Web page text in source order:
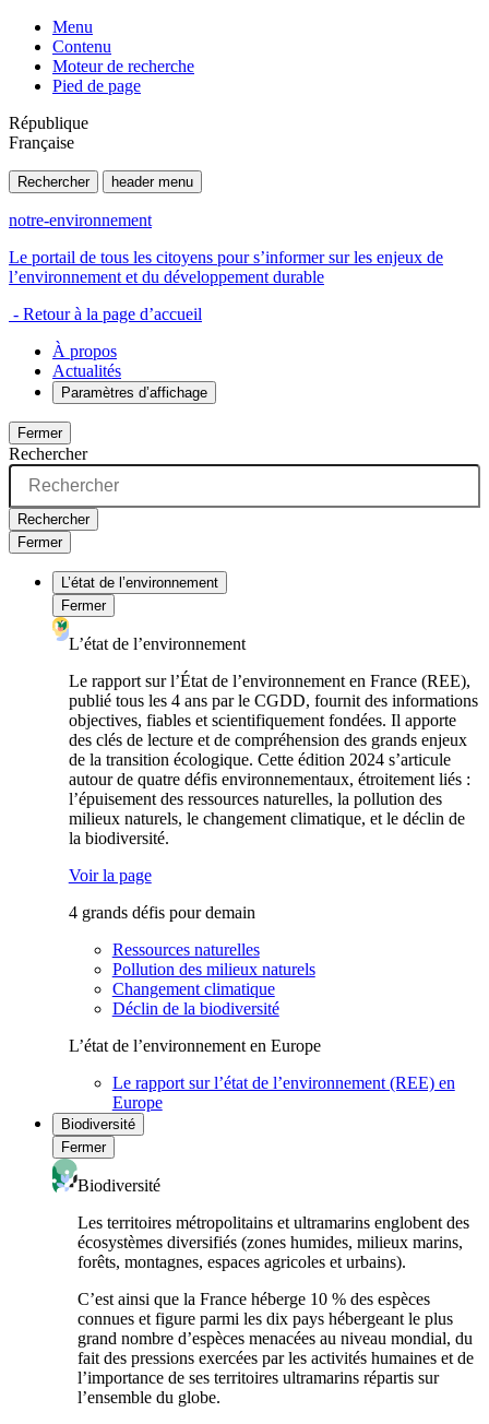
Menu
Contenu
Moteur de recherche
Pied de page
République
Française
Rechercher header menu
notre-environnement
Le portail de tous les citoyens pour s’informer sur les enjeux de
l’environnement et du développement durable
- Retour à la page d’accueil
À propos
Actualités
Paramètres d’affichage
Fermer
Rechercher
Rechercher
Fermer
L’état de l’environnement
Fermer
L’état de l’environnement
Le rapport sur l’État de l’environnement en France (REE),
publié tous les 4 ans par le CGDD, fournit des informations
objectives, fiables et scientifiquement fondées. Il apporte
des clés de lecture et de compréhension des grands enjeux
de la transition écologique. Cette édition 2024 s’articule
autour de quatre défis environnementaux, étroitement liés :
l’épuisement des ressources naturelles, la pollution des
milieux naturels, le changement climatique, et le déclin de
la biodiversité.
Voir la page
4 grands défis pour demain
Ressources naturelles
Pollution des milieux naturels
Changement climatique
Déclin de la biodiversité
L’état de l’environnement en Europe
Le rapport sur l’état de l’environnement (REE) en
Europe
Biodiversité
Fermer
Biodiversité
Les territoires métropolitains et ultramarins englobent des
écosystèmes diversifiés (zones humides, milieux marins,
forêts, montagnes, espaces agricoles et urbains).
C’est ainsi que la France héberge 10 % des espèces
connues et figure parmi les dix pays hébergeant le plus
grand nombre d’espèces menacées au niveau mondial, du
fait des pressions exercées par les activités humaines et de
l’importance de ses territoires ultramarins répartis sur
l’ensemble du globe.